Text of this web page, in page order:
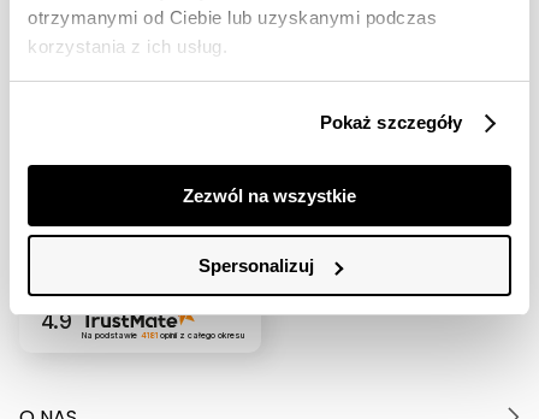
otrzymanymi od Ciebie lub uzyskanymi podczas
korzystania z ich usług.
Pokaż szczegóły
Zezwól na wszystkie
Spersonalizuj
Znajdź nas
4.9
Na podstawie 4181opinii z całego okresu